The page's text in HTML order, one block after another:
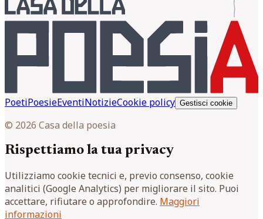
PoetiPoesieEventiNotizieCookie policy Gestisci cookie
© 2026 Casa della poesia
Rispettiamo la tua privacy
Utilizziamo cookie tecnici e, previo consenso, cookie
analitici (Google Analytics) per migliorare il sito. Puoi
accettare, rifiutare o approfondire. Maggiori
informazioni